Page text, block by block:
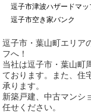
逗子市津波ハザードマッ
逗子市空き家バンク
逗子市・葉山町エリア
フへ！
当社は逗子市・葉山町
ております。また、住
承ります。
新築戸建、中古マンシ
任せください。